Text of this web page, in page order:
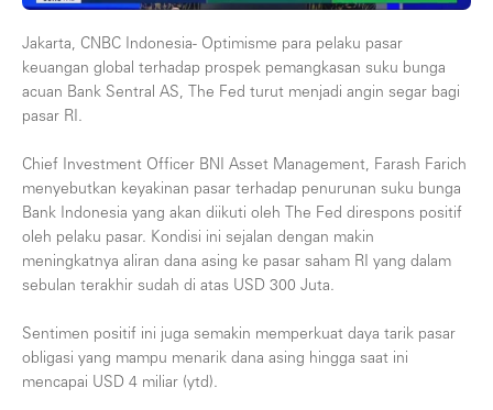
Jakarta, CNBC Indonesia- Optimisme para pelaku pasar
keuangan global terhadap prospek pemangkasan suku bunga
acuan Bank Sentral AS, The Fed turut menjadi angin segar bagi
pasar RI.
Chief Investment Officer BNI Asset Management, Farash Farich
menyebutkan keyakinan pasar terhadap penurunan suku bunga
Bank Indonesia yang akan diikuti oleh The Fed direspons positif
oleh pelaku pasar. Kondisi ini sejalan dengan makin
meningkatnya aliran dana asing ke pasar saham RI yang dalam
sebulan terakhir sudah di atas USD 300 Juta.
Sentimen positif ini juga semakin memperkuat daya tarik pasar
obligasi yang mampu menarik dana asing hingga saat ini
mencapai USD 4 miliar (ytd).